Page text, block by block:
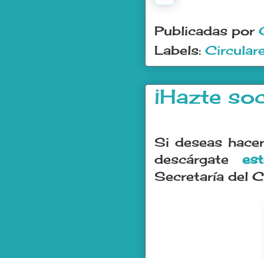
Publicadas por
Labels:
¡Hazte
Si deseas
descárgate
Secretaría del